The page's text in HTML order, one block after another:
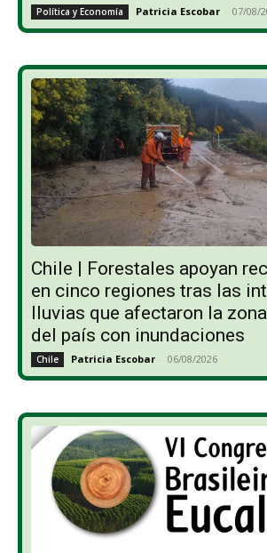
Política y Economía Patricia Escobar - 07/08/
Chile | Forestales apoyan
en cinco regiones tras las
lluvias que afectaron la
del país con inundaciones
Chile Patricia Escobar - 06/08/2026